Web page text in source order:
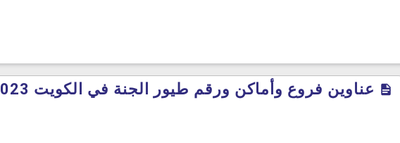
عناوين فروع وأماكن ورقم طيور الجنة في الكويت 2023